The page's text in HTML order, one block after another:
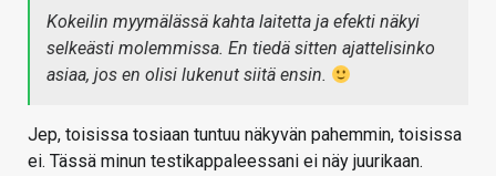
Kokeilin myymälässä kahta laitetta ja efekti näkyi
selkeästi molemmissa. En tiedä sitten ajattelisinko
asiaa, jos en olisi lukenut siitä ensin.
Jep, toisissa tosiaan tuntuu näkyvän pahemmin, toisissa
ei. Tässä minun testikappaleessani ei näy juurikaan.